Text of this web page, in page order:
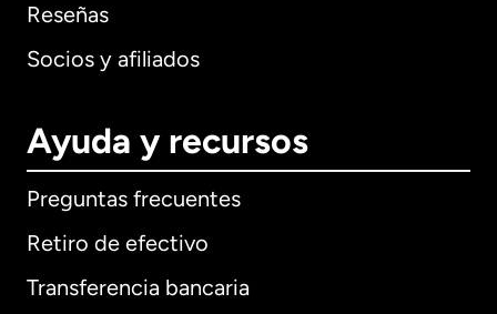
Reseñas
Socios y afiliados
Ayuda y recursos
Preguntas frecuentes
Retiro de efectivo
Transferencia bancaria